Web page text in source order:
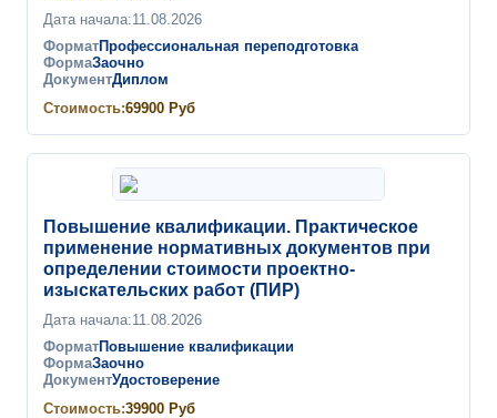
Дата начала:11.08.2026
ФорматПрофессиональная переподготовка
ФормаЗаочно
ДокументДиплом
Стоимость:69900 Руб
Повышение квалификации. Практическое
применение нормативных документов при
определении стоимости проектно-
изыскательских работ (ПИР)
Дата начала:11.08.2026
ФорматПовышение квалификации
ФормаЗаочно
ДокументУдостоверение
Стоимость:39900 Руб